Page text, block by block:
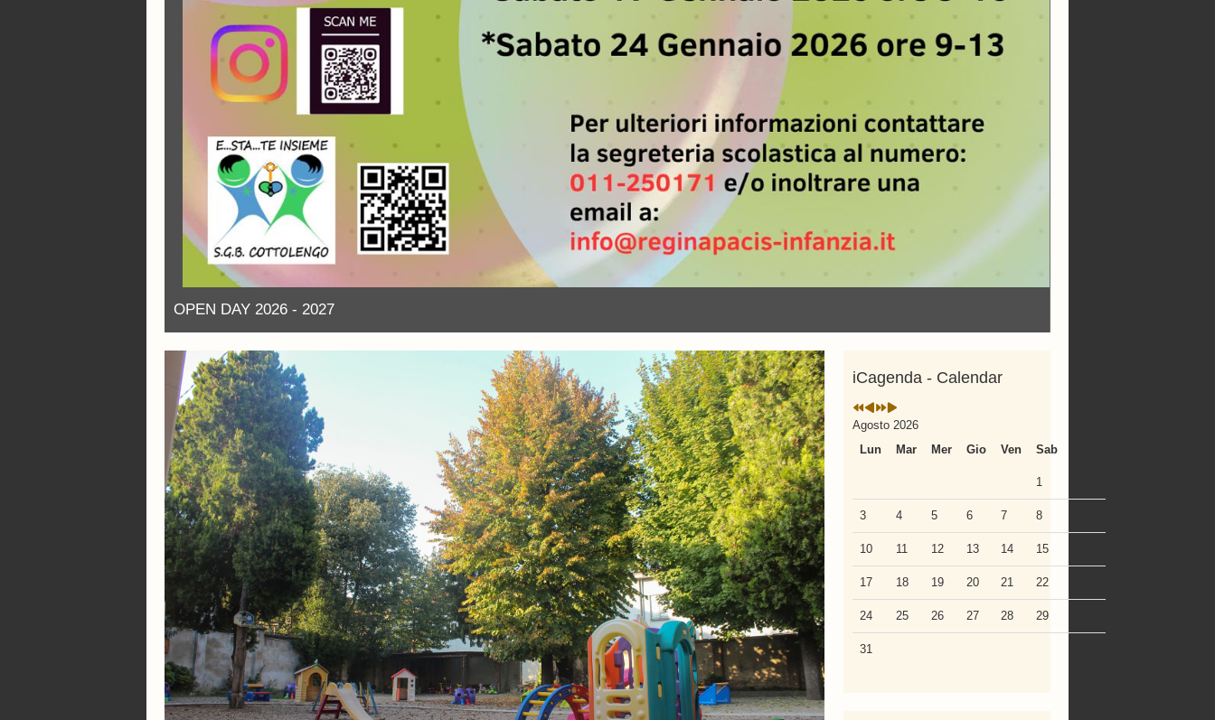
OPEN DAY 2026 - 2027
iCagenda - Calendar
Agosto 2026
Lun
Mar Mer Gio Ven Sab
1
3 4 5 6 7 8
10 11 12 13 14 15
17 18 19 20 21 22
24 25 26 27 28 29
31